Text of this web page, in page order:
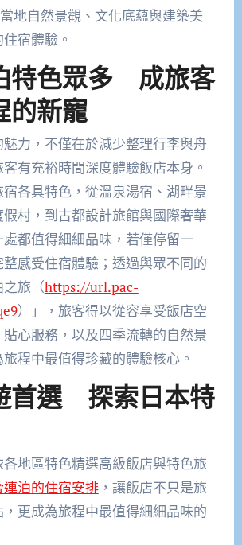
地自然景觀、文化底蘊與建築美
宿體驗。
特色眾多 成旅客
的新寵
魅力，不僅在於減少整理行李與舟
有充裕時間深度體驗飯店本身。
各具特色，從溫泉湯宿、湖畔景
村，到古都設計旅館與國際奢華
都值得細細品味，若僅停留一
感受住宿體驗；透過與眾不同的
之旅（https://url.pac-
）」，旅客得以從容享受飯店空
心服務，以及四季流轉的自然景
程中最值得珍藏的體驗核心。
首選 探索日本特
地區特色精選高級飯店與特色旅
連泊的住宿安排，讓飯店不只是旅
更成為旅程中最值得細細品味的